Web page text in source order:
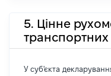
5. Цінне
транспортних
У суб'єкта